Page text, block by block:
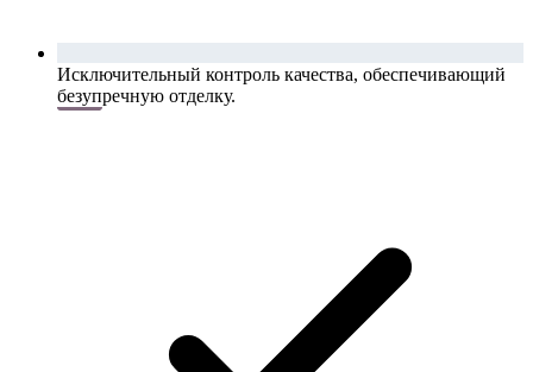
Исключительный контроль качества, обеспечивающий
безупречную отделку.